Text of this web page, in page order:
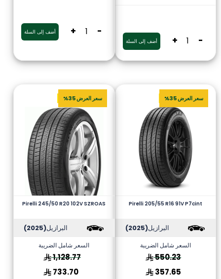
-
+ أضف إلى السلة
-
+ أضف إلى السلة
سعر العرض 35%
Pirelli 205/55 R16 91V P7cint
البرازيل(2025)
السعر شامل الضريبة
550.23
357.65
سعر العرض 35%
Pirelli 245/50 R20 102V SZROAS
البرازيل(2025)
السعر شامل الضريبة
1,128.77
733.70